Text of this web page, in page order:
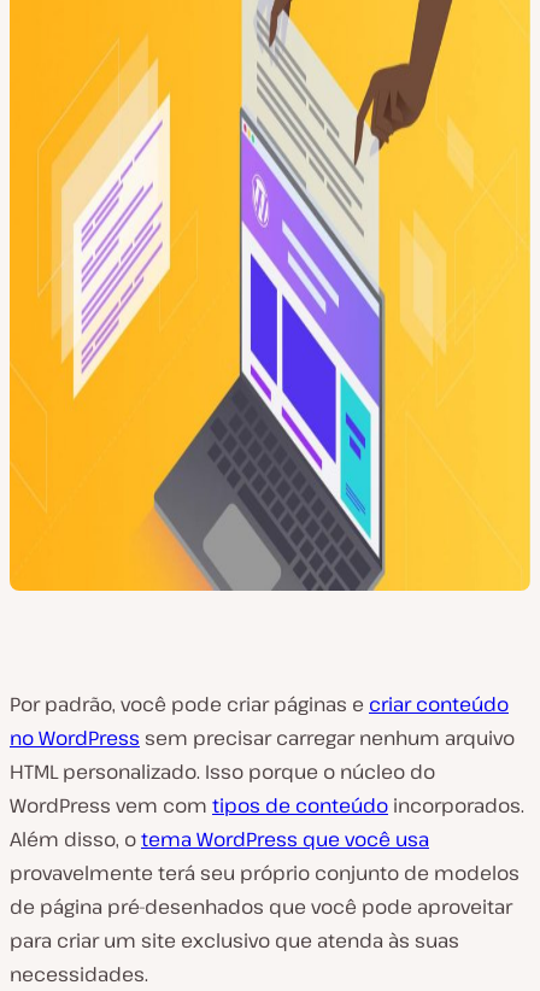
Por padrão, você pode criar páginas e criar conteúdo
no WordPress sem precisar carregar nenhum arquivo
HTML personalizado. Isso porque o núcleo do
WordPress vem com tipos de conteúdo incorporados.
Além disso, otema WordPress que você usa
provavelmente terá seu próprio conjunto de modelos
de página pré-desenhados que você pode aproveitar
para criar um site exclusivo que atenda às suas
necessidades.